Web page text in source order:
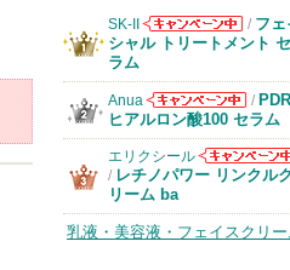
SK-II
SK-IIからのお
/ フェ
シャル トリートメント セ
ラム
Anua
Anuaからのお
知らせがありま
す
/
ヒアルロン酸100 セラム
エリクシール
エリクシール
/ レチノパワー リンクル
リーム ba
乳液・美容液・フェイスクリ